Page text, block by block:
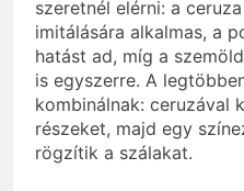
szeretnél elérni: a
imitálására alkalmas, a
hatást ad, míg a
is egyszerre. A
kombinálnak: ceruzával
részeket, majd egy
rögzítik a szálakat.